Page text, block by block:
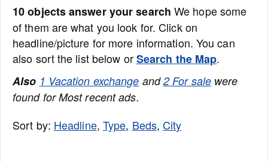
10 objects answer your search We hope some
of them are what you look for. Click on
headline/picture for more information. You can
also sort the list below orSearch the Map.
Also 1 Vacation exchange and2 For salewere
found for Most recent ads.
Sort by: Headline, Type, Beds,City